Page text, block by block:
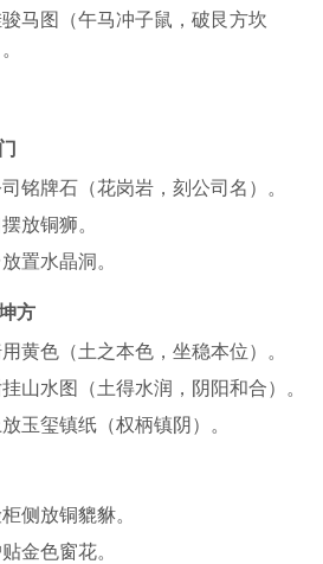
马图（午马冲子鼠，破艮方坎
铭牌石（花岗岩，刻公司名）。
放铜狮。
置水晶洞。
方
黄色（土之本色，坐稳本位）。
山水图（土得水润，阴阳和合）。
玉玺镇纸（权柄镇阴）。
侧放铜貔貅。
金色窗花。